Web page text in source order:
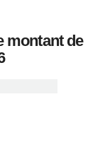
montant de